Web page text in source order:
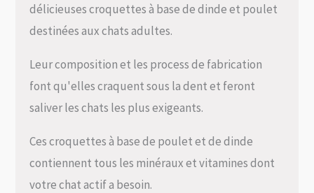
délicieuses croquettes à base de dinde et poulet
destinées aux chats adultes.
Leur composition et les process de fabrication
font qu'elles craquent sous la dent et feront
saliver les chats les plus exigeants.
Ces croquettes à base de poulet et de dinde
contiennent tous les minéraux et vitamines dont
votre chat actif a besoin.